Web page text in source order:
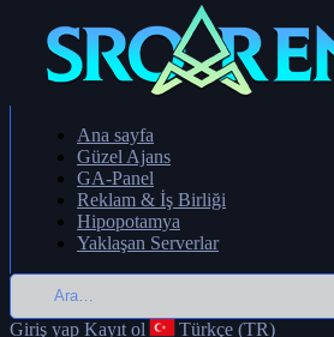
Ana sayfa
Güzel Ajans
GA-Panel
Reklam & İş Birliği
Hipopotamya
Yaklaşan Serverlar
Giriş yap Kayıt ol Türkçe (TR)